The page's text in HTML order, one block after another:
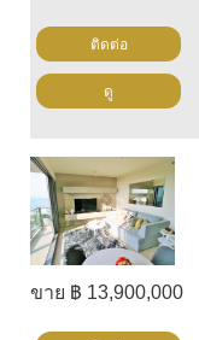
ติดต่อ
ดู
ขาย ฿ 13,900,000